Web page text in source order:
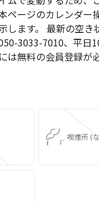
ページのカレンダー
します。 最新の空き
3033-7010、平日
は無料の会員登録が
喫煙所 (